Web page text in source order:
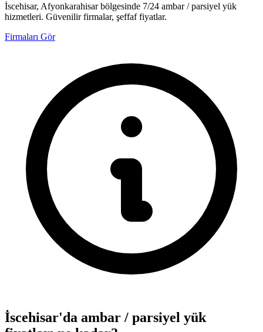
İscehisar, Afyonkarahisar bölgesinde 7/24 ambar / parsiyel yük
hizmetleri. Güvenilir firmalar, şeffaf fiyatlar.
Firmaları Gör
İscehisar'da ambar / parsiyel yük